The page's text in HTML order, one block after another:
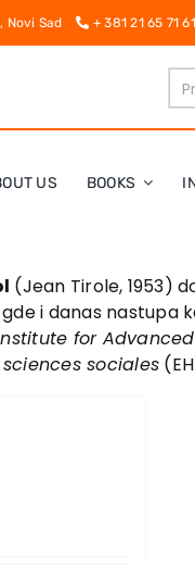
Novi Sad + 381 21 65 71
US BOOKS
(Jean Tirole, 1953)
i danas nastupa
for
sociales